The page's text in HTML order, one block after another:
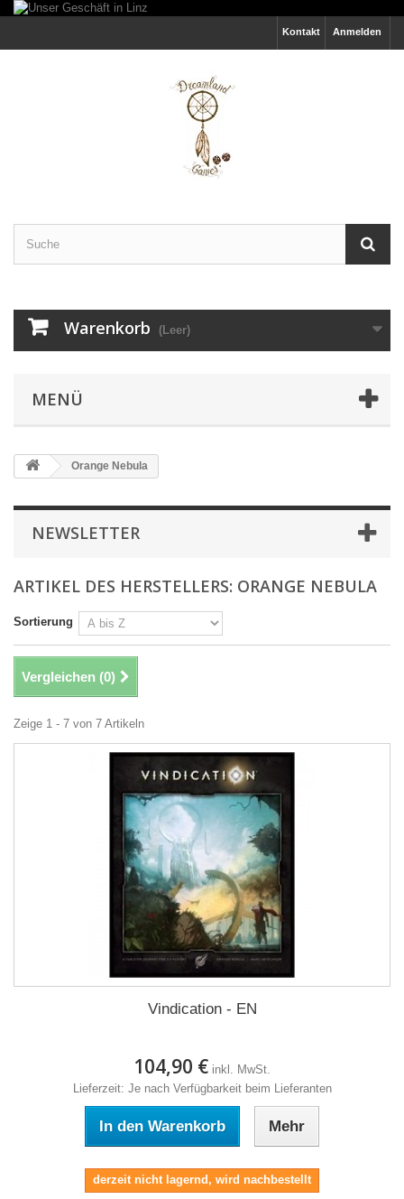
Anmelden
Kontakt
Warenkorb (Leer)
MENÜ
Orange Nebula
NEWSLETTER
ARTIKEL DES HERSTELLERS: ORANGE NEBULA
Sortierung
Vergleichen (0)
Zeige 1 - 7 von 7 Artikeln
Vindication - EN
104,90 € inkl. MwSt.
Lieferzeit: Je nach Verfügbarkeit beim Lieferanten
In den Warenkorb Mehr
derzeit nicht lagernd, wird nachbestellt